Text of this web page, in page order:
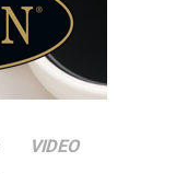
VIDEO